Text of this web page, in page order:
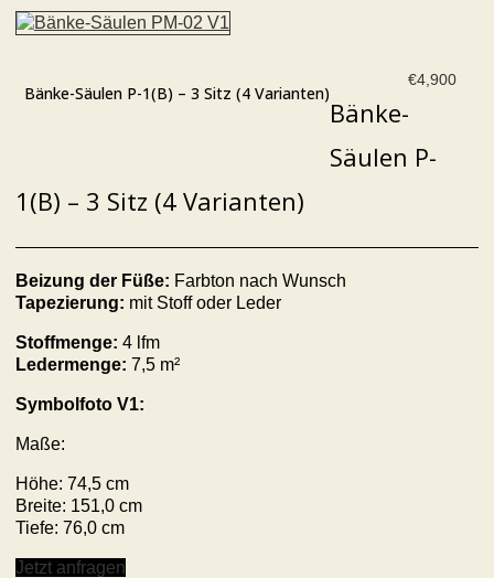
Bänke-Säulen P-1(B) – 3 Sitz (4 Varianten)
€4,900
Bänke-
Säulen P-
1(B) – 3 Sitz (4 Varianten)
Beizung der Füße: Farbton nach Wunsch
Tapezierung: mit Stoff oder Leder
Stoffmenge: 4 lfm
Ledermenge: 7,5 m²
Symbolfoto V1:
Maße:
Höhe: 74,5 cm
Breite: 151,0 cm
Tiefe: 76,0 cm
Jetzt anfragen